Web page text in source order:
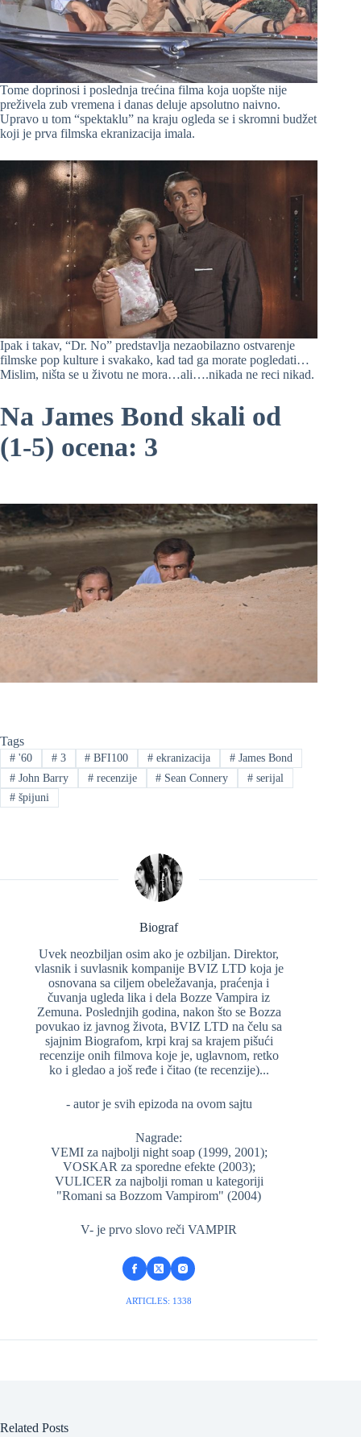
Tome doprinosi i poslednja trećina filma koja uopšte nije
preživela zub vremena i danas deluje apsolutno naivno.
Upravo u tom “spektaklu” na kraju ogleda se i skromni budžet
koji je prva filmska ekranizacija imala.
Ipak i takav, “Dr. No” predstavlja nezaobilazno ostvarenje
filmske pop kulture i svakako, kad tad ga morate pogledati…
Mislim, ništa se u životu ne mora…ali….nikada ne reci nikad.
Na James Bond skali od
(1-5) ocena: 3
Tags
#'60 #3 # BFI100 # ekranizacija # James Bond
#John Barry #recenzije # Sean Connery # serijal
#špijuni
Biograf
Uvek neozbiljan osim ako je ozbiljan. Direktor,
vlasnik i suvlasnik kompanije BVIZ LTD koja je
osnovana sa ciljem obeležavanja, praćenja i
čuvanja ugleda lika i dela Bozze Vampira iz
Zemuna. Poslednjih godina, nakon što se Bozza
povukao iz javnog života, BVIZ LTD na čelu sa
sjajnim Biografom, krpi kraj sa krajem pišući
recenzije onih filmova koje je, uglavnom, retko
ko i gledao a još ređe i čitao (te recenzije)...
- autor je svih epizoda na ovom sajtu
Nagrade:
VEMI za najbolji night soap (1999, 2001);
VOSKAR za sporedne efekte (2003);
VULICER za najbolji roman u kategoriji
"Romani sa Bozzom Vampirom" (2004)
V- je prvo slovo reči VAMPIR
ARTICLES: 1338
Related Posts